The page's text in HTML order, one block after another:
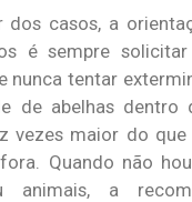
dos casos, a
é sempre
nunca tentar
de abelhas dentro
vezes maior do que
Quando não
animais, a